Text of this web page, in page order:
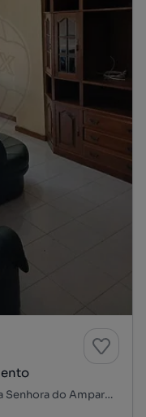
4830-407, Póvoa de Lanhoso (Nossa Senhora do Amparo), Póvoa de Lanhoso, Braga